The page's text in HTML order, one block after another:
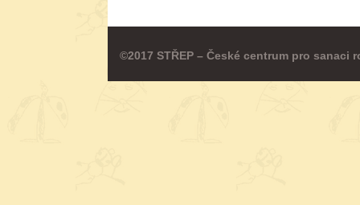
©2017 STŘEP – České centrum pro sanaci